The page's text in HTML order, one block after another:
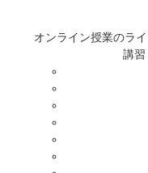
オンライン授業のラ
講習